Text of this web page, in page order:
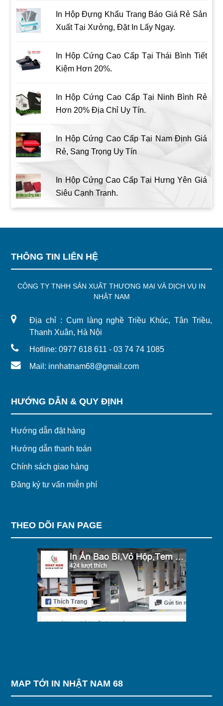
In Hộp Đựng Khẩu Trang Báo Giá Rẻ Sản
Xuất Tại Xưởng, Đặt In Lấy Ngay.
In Hộp Cứng Cao Cấp Tại Thái Bình Tiết
Kiệm Hơn 20%.
In Hộp Cứng Cao Cấp Tại Ninh Bình Rẻ
Hơn 20% Địa Chỉ Uy Tín.
In Hộp Cứng Cao Cấp Tại Nam Định Giá
Rẻ, Sang Trọng Uy Tín
In Hộp Cứng Cao Cấp Tại Hưng Yên Giá
Siêu Cạnh Tranh.
THÔNG TIN LIÊN HỆ
CÔNG TY TNHH SẢN XUẤT THƯƠNG MẠI VÀ DỊCH VỤ IN
NHẬT NAM
Địa chỉ : Cụm làng nghề Triều Khúc, Tân Triều,
Thanh Xuân, Hà Nội
Hotline: 0977 618 611 - 03 74 74 1085
Mail: innhatnam68@gmail.com
HƯỚNG DẪN & QUY ĐỊNH
Hướng dẫn đặt hàng
Hướng dẫn thanh toán
Chính sách giao hàng
Đăng ký tư vấn miễn phí
THEO DÕI FAN PAGE
MAP TỚI IN NHẬT NAM 68